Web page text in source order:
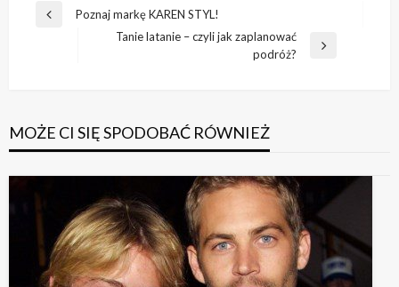
Nawigacja
Poprzedni
Poznaj markę KAREN STYL!
Tanie latanie – czyli jak zaplanować
podróż?
MOŻE CI SIĘ SPODOBAĆ RÓWNIEŻ